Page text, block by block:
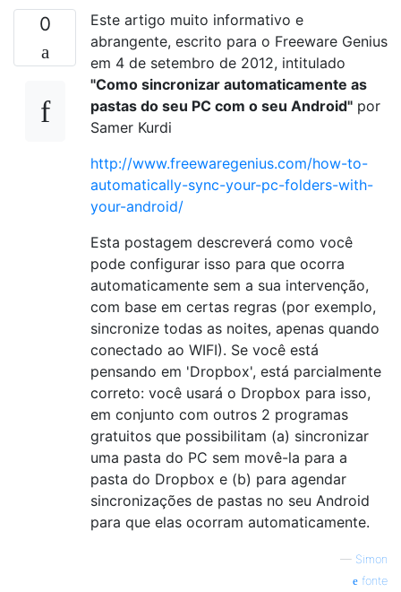
0
Este artigo muito informativo e
abrangente, escrito para o Freeware Genius
em 4 de setembro de 2012, intitulado
"Como sincronizar automaticamente as
pastas do seu PC com o seu Android" por
Samer Kurdi
http://www.freewaregenius.com/how-to-
automatically-sync-your-pc-folders-with-
your-android/
Esta postagem descreverá como você
pode configurar isso para que ocorra
automaticamente sem a sua intervenção,
com base em certas regras (por exemplo,
sincronize todas as noites, apenas quando
conectado ao WIFI). Se você está
pensando em 'Dropbox', está parcialmente
correto: você usará o Dropbox para isso,
em conjunto com outros 2 programas
gratuitos que possibilitam (a) sincronizar
uma pasta do PC sem movê-la para a
pasta do Dropbox e (b) para agendar
sincronizações de pastas no seu Android
para que elas ocorram automaticamente.
— Simon
fonte